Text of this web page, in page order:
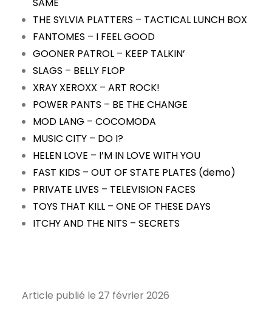
THE SYLVIA PLATTERS – TACTICAL LUNCH BOX
FANTOMES – I FEEL GOOD
GOONER PATROL – KEEP TALKIN’
SLAGS – BELLY FLOP
XRAY XEROXX – ART ROCK!
POWER PANTS – BE THE CHANGE
MOD LANG – COCOMODA
MUSIC CITY – DO I?
HELEN LOVE – I’M IN LOVE WITH YOU
FAST KIDS – OUT OF STATE PLATES (demo)
PRIVATE LIVES – TELEVISION FACES
TOYS THAT KILL – ONE OF THESE DAYS
ITCHY AND THE NITS – SECRETS
Article publié le 27 février 2026